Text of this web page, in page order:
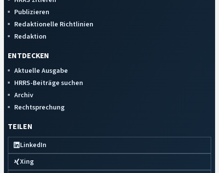
Publizieren
Redaktionelle Richtlinien
Redaktion
ENTDECKEN
Aktuelle Ausgabe
HRRS-Beiträge suchen
Archiv
Rechtsprechung
TEILEN
LinkedIn
Xing